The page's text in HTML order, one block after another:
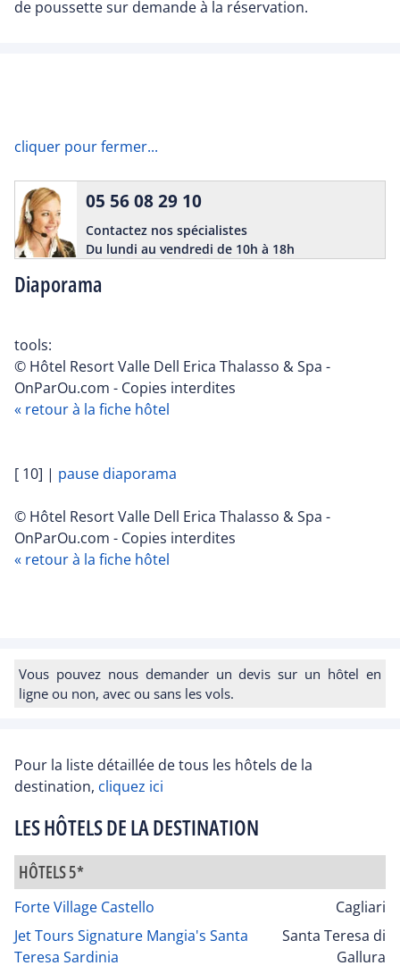
de poussette sur demande à la réservation.
cliquer pour fermer...
Diaporama
05 56 08 29 10
Contactez nos spécialistes
Du lundi au vendredi de 10h à 18h
tools:
© Hôtel Resort Valle Dell Erica Thalasso & Spa -
OnParOu.com - Copies interdites
« retour à la fiche hôtel
[ 10] | pause diaporama
© Hôtel Resort Valle Dell Erica Thalasso & Spa -
OnParOu.com - Copies interdites
« retour à la fiche hôtel
Vous pouvez nous demander un devis sur un hôtel en
ligne ou non, avec ou sans les vols.
Pour la liste détaillée de tous les hôtels de la
destination, cliquez ici
LES HÔTELS DE LA DESTINATION
HÔTELS 5*
Forte Village Castello
Cagliari
Jet Tours Signature Mangia's Santa
Teresa Sardinia
Santa Teresa di
Gallura